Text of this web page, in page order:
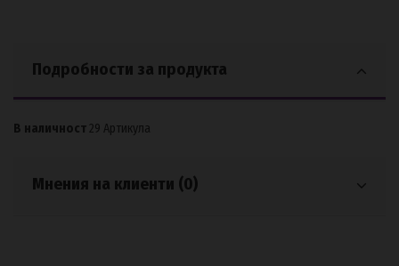
Подробности за продукта
В наличност 29 Артикула
Мнения на клиенти (0)